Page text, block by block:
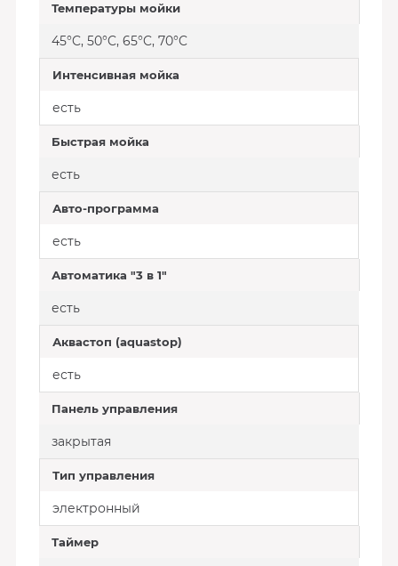
Температуры мойки
45°C, 50°C, 65°C, 70°C
Интенсивная мойка
есть
Быстрая мойка
есть
Авто-программа
есть
Автоматика "3 в 1"
есть
Аквастоп (aquastop)
есть
Панель управления
закрытая
Тип управления
электронный
Таймер